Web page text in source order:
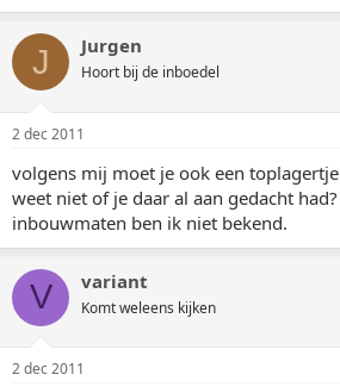
J Jurgen
Hoort bij de inboedel
2 dec 2011
volgens mij moet je ook een
weet niet of je daar al aan gedacht
inbouwmaten ben ik niet bekend.
V variant
Komt weleens kijken
2 dec 2011